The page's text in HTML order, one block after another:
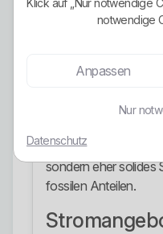
Dieser liegt 2024 bei
Energien, die über
Gleichzeitig enthält
Anteile aus Kohle
CO2-Emissionen
liegen bei 399 g/kWh
g/kWh. Das ist keine
sondern eher solides
fossilen Anteilen.
Klick auf „Nur notwendige
notwendige
Anpassen
Nur
Datenschutz